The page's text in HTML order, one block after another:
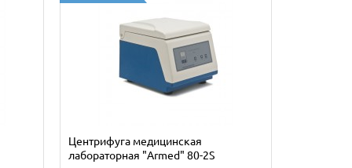
Центрифуга медицинская
лабораторная "Armed" 80-2S